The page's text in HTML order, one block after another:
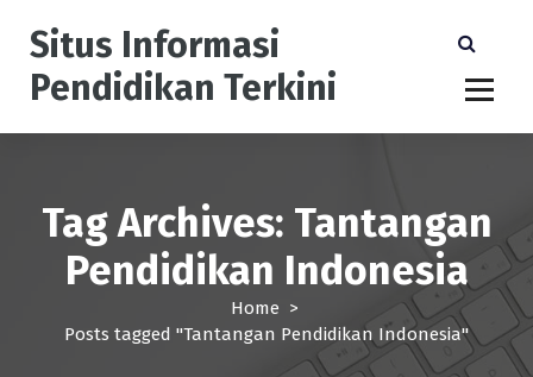
Situs Informasi
Pendidikan Terkini
Tag Archives: Tantangan
Pendidikan Indonesia
Home >
Posts tagged "Tantangan Pendidikan Indonesia"